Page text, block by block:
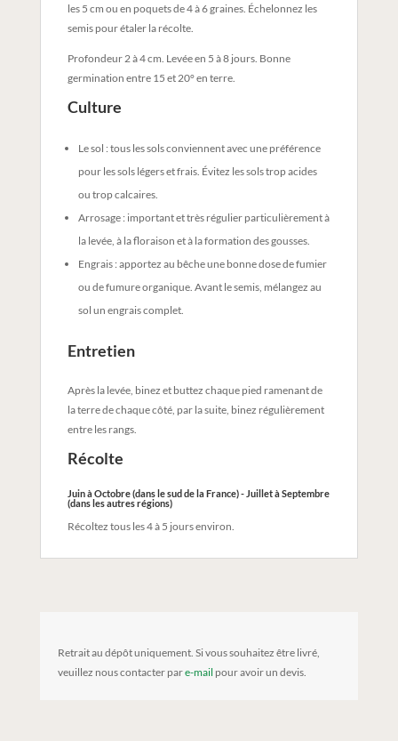
les 5 cm ou en poquets de 4 à 6 graines. Échelonnez les
semis pour étaler la récolte.
Profondeur 2 à 4 cm. Levée en 5 à 8 jours. Bonne
germination entre 15 et 20° en terre.
Culture
Le sol : tous les sols conviennent avec une préférence
pour les sols légers et frais. Évitez les sols trop acides
ou trop calcaires.
Arrosage : important et très régulier particulièrement à
la levée, à la floraison et à la formation des gousses.
Engrais : apportez au bêche une bonne dose de fumier
ou de fumure organique. Avant le semis, mélangez au
sol un engrais complet.
Entretien
Après la levée, binez et buttez chaque pied ramenant de
la terre de chaque côté, par la suite, binez régulièrement
entre les rangs.
Récolte
Juin à Octobre (dans le sud de la France) - Juillet à Septembre
(dans les autres régions)
Récoltez tous les 4 à 5 jours environ.
Retrait au dépôt uniquement. Si vous souhaitez être livré,
veuillez nous contacter pare-mail pour avoir un devis.